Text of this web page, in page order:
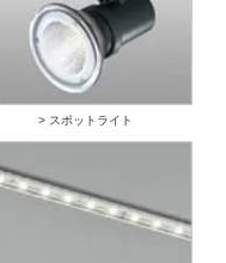
> スポットライト